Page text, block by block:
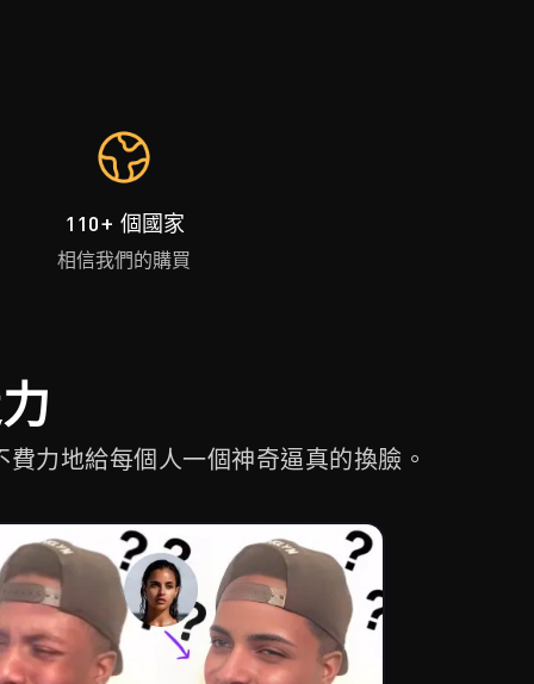
110+ 個國家
相信我們的購買
力地給每個人一個神奇逼真的換臉。